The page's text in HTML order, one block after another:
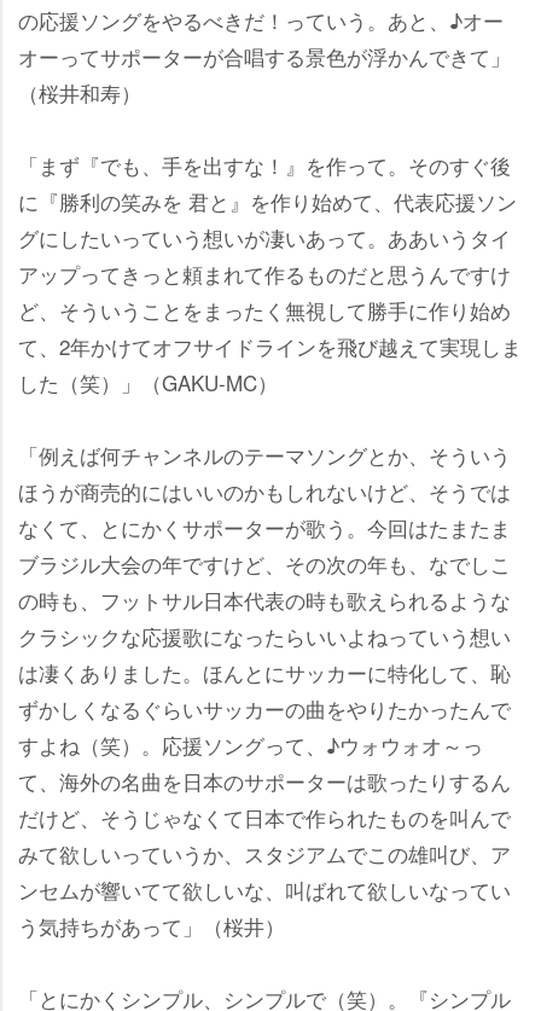
の応援ソングをやるべきだ！っていう。あと、♪オー
オーってサポーターが合唱する景色が浮かんできて」
（桜井和寿）
「まず『でも、手を出すな！』を作って。そのすぐ後
に『勝利の笑みを 君と』を作り始めて、代表応援ソン
グにしたいっていう想いが凄いあって。ああいうタイ
アップってきっと頼まれて作るものだと思うんですけ
ど、そういうことをまったく無視して勝手に作り始め
て、2年かけてオフサイドラインを飛び越えて実現しま
した（笑）」（GAKU-MC）
「例えば何チャンネルのテーマソングとか、そういう
ほうが商売的にはいいのかもしれないけど、そうでは
なくて、とにかくサポーターが歌う。今回はたまたま
ブラジル大会の年ですけど、その次の年も、なでしこ
の時も、フットサル日本代表の時も歌えられるような
クラシックな応援歌になったらいいよねっていう想い
は凄くありました。ほんとにサッカーに特化して、恥
ずかしくなるぐらいサッカーの曲をやりたかったんで
すよね（笑）。応援ソングって、♪ウォウォオ～っ
て、海外の名曲を日本のサポーターは歌ったりするん
だけど、そうじゃなくて日本で作られたものを叫んで
みて欲しいっていうか、スタジアムでこの雄叫び、ア
ンセムが響いてて欲しいな、叫ばれて欲しいなってい
う気持ちがあって」（桜井）
「とにかくシンプル、シンプルで（笑）。『シンプル